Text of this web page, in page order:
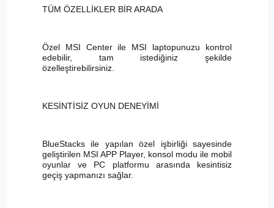
TÜM ÖZELLİKLER BİR ARADA
Özel MSI Center ile MSI laptopunuzu kontrol
edebilir, tam istediğiniz şekilde
özelleştirebilirsiniz.
KESİNTİSİZ OYUN DENEYİMİ
BlueStacks ile yapılan özel işbirliği sayesinde
geliştirilen MSI APP Player, konsol modu ile mobil
oyunlar ve PC platformu arasında kesintisiz
geçiş yapmanızı sağlar.